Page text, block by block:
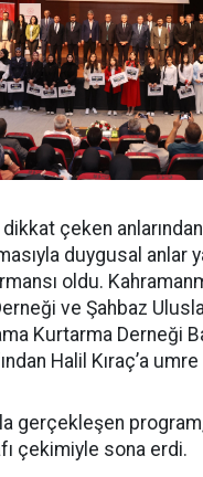
dikkat çeken
duygusal anlar
oldu.
ve Şahbaz
Kurtarma Derneği
Halil Kıraç’a
gerçekleşen
çekimiyle sona erdi.